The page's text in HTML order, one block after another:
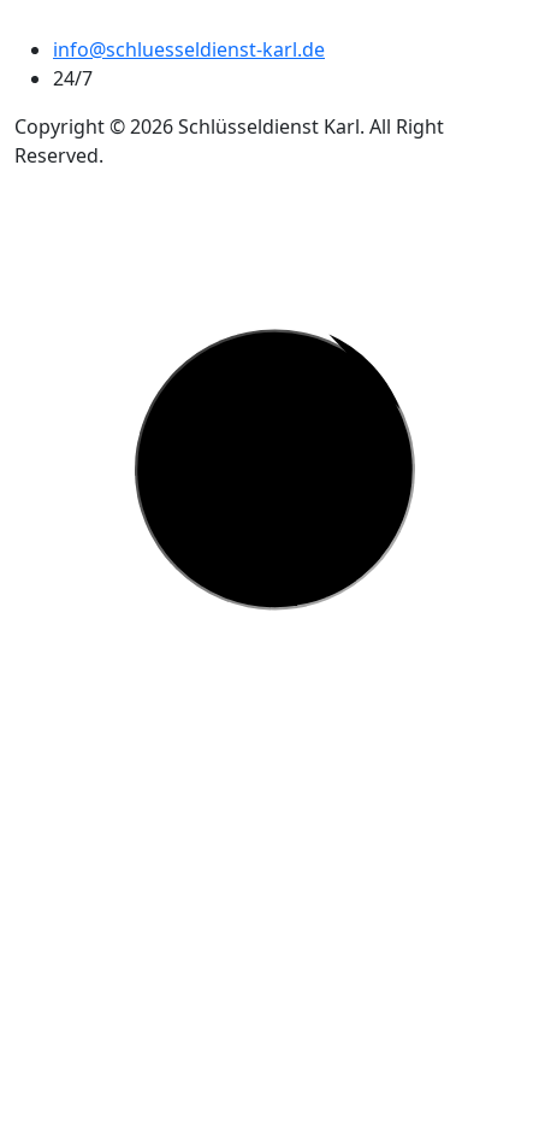
info@schluesseldienst-karl.de
24/7
Copyright © 2026 Schlüsseldienst Karl. All Right
Reserved.